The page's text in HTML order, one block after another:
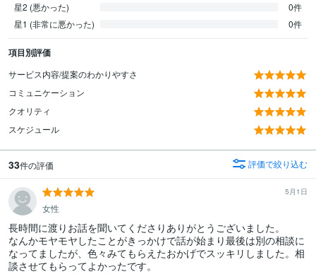
星2 (悪かった)
0件
星1 (非常に悪かった)
0件
項目別評価
サービス内容/提案のわかりやすさ
コミュニケーション
クオリティ
スケジュール
33件の評価 評価で絞り込む
5月1日
女性
長時間に渡りお話を聞いてくださりありがとうございました。
なんかモヤモヤしたことがきっかけで話が始まり最後は別の相談に
なってましたが、色々みてもらえたおかげでスッキリしました。相
談させてもらってよかったです。